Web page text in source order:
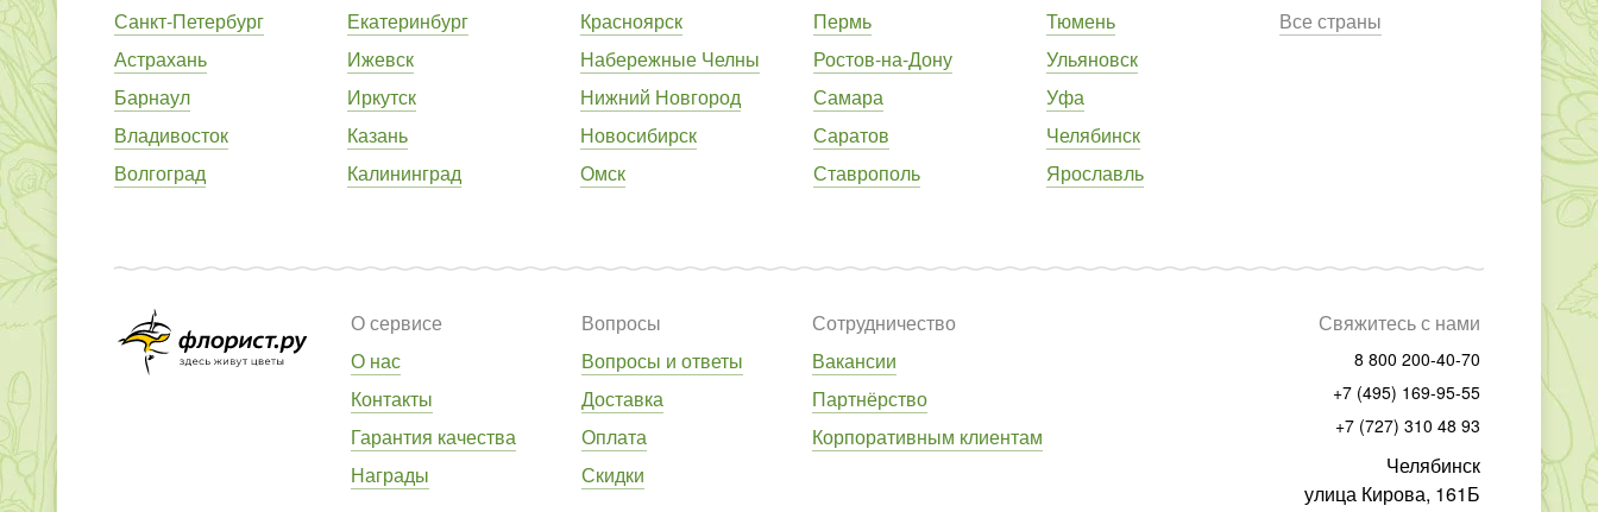
Санкт-Петербург
Астрахань
Барнаул
Владивосток
Волгоград
Екатеринбург
Ижевск
Иркутск
Казань
Калининград
Красноярск
Набережные Челны
Нижний Новгород
Новосибирск
Омск
Пермь
Ростов-на-Дону
Самара
Саратов
Ставрополь
Тюмень
Ульяновск
Уфа
Челябинск
Ярославль
Все страны
О сервисе
О нас
Контакты
Гарантия качества
Награды
Вопросы
Вопросы и ответы
Доставка
Оплата
Скидки
Сотрудничество
Вакансии
Партнёрство
Корпоративным клиентам
Свяжитесь с нами
8 800 200-40-70
+7 (495) 169-95-55
+7 (727) 310 48 93
Челябинск
улица Кирова, 161Б